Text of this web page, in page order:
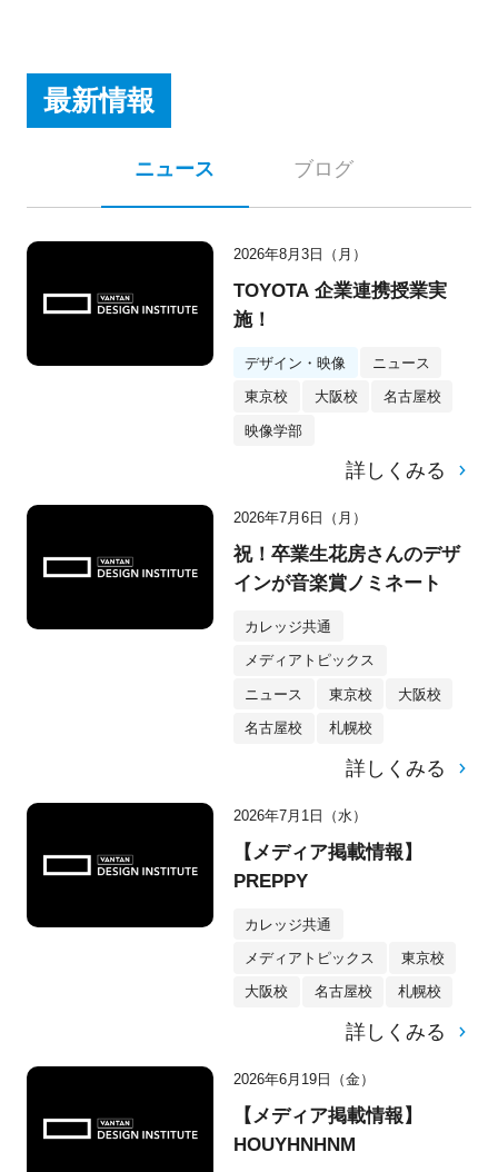
最新情報
ニュース ブログ
2026年8月3日（月）
TOYOTA 企業連携授業実
施！
デザイン・映像 ニュース
東京校 大阪校 名古屋校
映像学部
詳しくみる
2026年7月6日（月）
祝！卒業生花房さんのデザ
インが音楽賞ノミネート
カレッジ共通
メディアトピックス
ニュース 東京校 大阪校
名古屋校 札幌校
詳しくみる
2026年7月1日（水）
【メディア掲載情報】
PREPPY
カレッジ共通
メディアトピックス 東京校
大阪校 名古屋校 札幌校
詳しくみる
2026年6月19日（金）
【メディア掲載情報】
HOUYHNHNM